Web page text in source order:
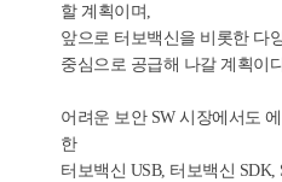
할 계획이며,
앞으로 터보백신을 비롯한 다
중심으로 공급해 나갈 계획이
어려운 보안 SW 시장에서도
한
터보백신 USB, 터보백신